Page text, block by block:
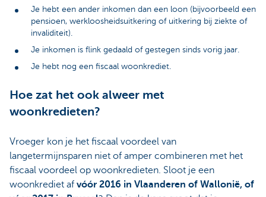
Je hebt een ander inkomen dan een loon (bijvoorbeeld een
pensioen, werkloosheidsuitkering of uitkering bij ziekte of
invaliditeit).
Je inkomen is flink gedaald of gestegen sinds vorig jaar.
Je hebt nog een fiscaal woonkrediet.
Hoe zat het ook alweer met
woonkredieten?
Vroeger kon je het fiscaal voordeel van
langetermijnsparen niet of amper combineren met het
fiscaal voordeel op woonkredieten. Sloot je een
woonkrediet af vóór 2016 in Vlaanderen of Wallonië, of